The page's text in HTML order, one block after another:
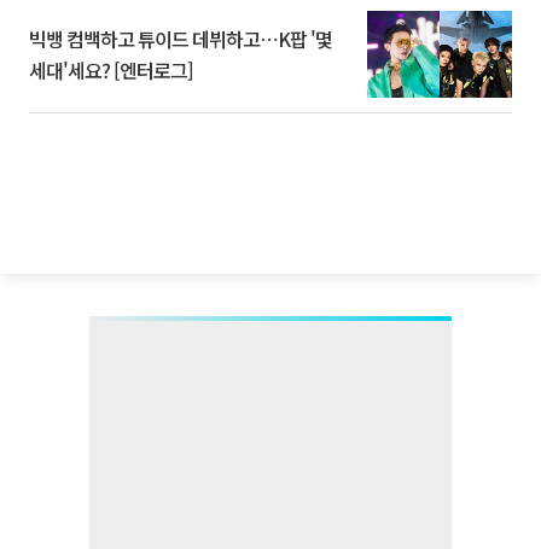
빅뱅 컴백하고 튜이드 데뷔하고⋯K팝 '몇
세대'세요? [엔터로그]